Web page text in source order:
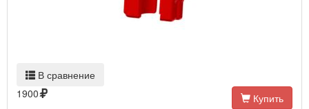
В сравнение
1900
Купить